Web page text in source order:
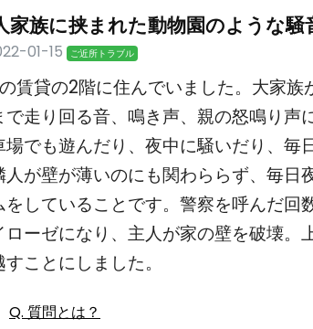
家族に挟まれた動物園のような騒
01-15 ご近所トラブル
賃貸の2階に住んでいました。大家族
走り回る音、鳴き声、親の怒鳴り声
場でも遊んだり、夜中に騒いだり、毎
が壁が薄いのにも関わららず、毎日
していることです。警察を呼んだ回
ローゼになり、主人が家の壁を破壊。
ことにしました。
Q. 質問とは？